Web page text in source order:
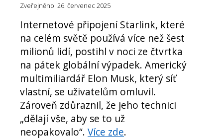
Zveřejněno: 26. červenec 2025
Internetové připojení Starlink, které
na celém světě používá více než šest
milionů lidí, postihl v noci ze čtvrtka
na pátek globální výpadek. Americký
multimiliardář Elon Musk, který síť
vlastní, se uživatelům omluvil.
Zároveň zdůraznil, že jeho technici
„dělají vše, aby se to už
neopakovalo“. Více zde.